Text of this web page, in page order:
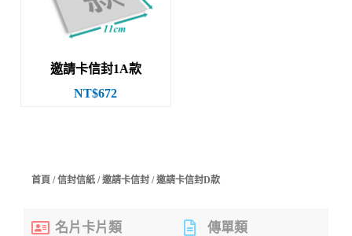
邀請卡信封1A款
NT$672
首頁/信封信紙/邀請卡信封/ 邀請卡信封D款
名片卡片類 傳單類